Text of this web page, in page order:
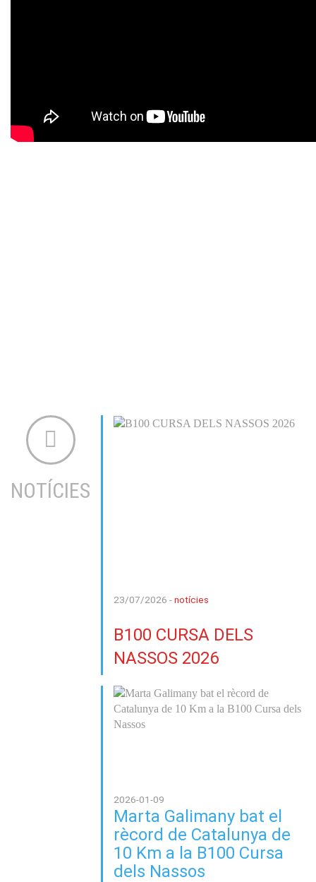
NOTÍCIES
23/07/2026 -notícies
B100 CURSA DELS
NASSOS 2026
2026-01-09
Marta Galimany bat el
rècord de Catalunya de
10 Km a la B100 Cursa
dels Nassos